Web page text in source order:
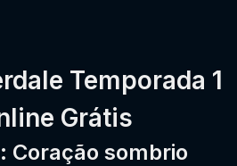
Temporada 1
Grátis
Coração sombrio